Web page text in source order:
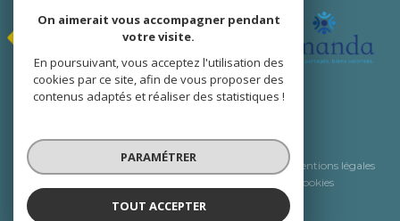
© 2026 | Tous droits réservés
Nos honoraires
Nos partenaires
Mentions légales
Cookies
On aimerait vous accompagner pendant
votre visite.
En poursuivant, vous acceptez l'utilisation des
cookies par ce site, afin de vous proposer des
contenus adaptés et réaliser des statistiques !
PARAMÉTRER
TOUT ACCEPTER